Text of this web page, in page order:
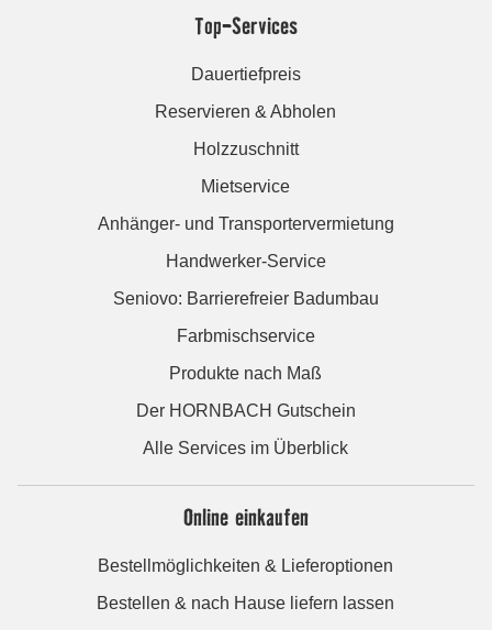
Top-Services
Dauertiefpreis
Reservieren & Abholen
Holzzuschnitt
Mietservice
Anhänger- und Transportervermietung
Handwerker-Service
Seniovo: Barrierefreier Badumbau
Farbmischservice
Produkte nach Maß
Der HORNBACH Gutschein
Alle Services im Überblick
Online einkaufen
Bestellmöglichkeiten & Lieferoptionen
Bestellen & nach Hause liefern lassen